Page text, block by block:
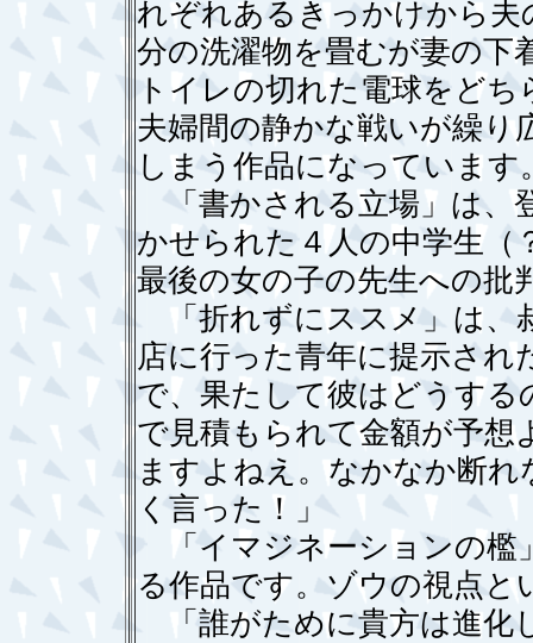
れぞれあるきっかけから
分の洗濯物を畳むが妻の下
トイレの切れた電球をど
夫婦間の静かな戦いが繰
しまう作品になっています
「書かされる立場」は、
かせられた４人の中学生（
最後の女の子の先生への批
「折れずにススメ」は、
店に行った青年に提示され
で、果たして彼はどうす
で見積もられて金額が予
ますよねえ。なかなか断
く言った！」
「イマジネーションの檻
る作品です。ゾウの視点と
「誰がために貴方は進化